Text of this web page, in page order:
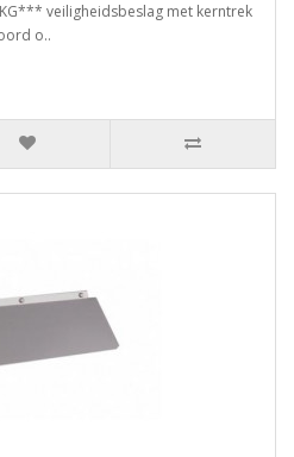
veiligheidsbeslag met kerntrek
o..